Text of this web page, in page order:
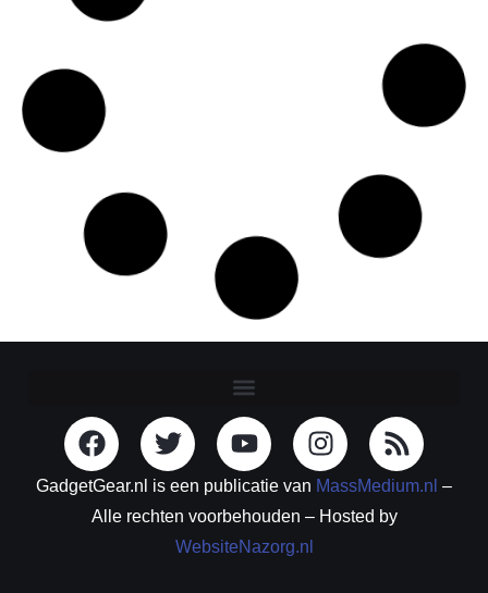
GadgetGear.nl is een publicatie van MassMedium.nl –
Alle rechten voorbehouden – Hosted by
WebsiteNazorg.nl